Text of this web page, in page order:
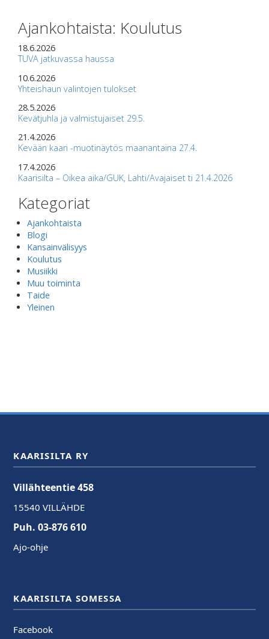
Ajankohtaista: Koulutus
18.6.2026
TUVA jatkuvassa haussa
10.6.2026
Yhteishaun valintojen tulokset
28.5.2026
Kevätjuhla ja valmistujaiset 29.5.
21.4.2026
Kevään kaari -muotinäytös maanantaina 27.4.
17.4.2026
Kaarisilta – Oikea aika/GUK, Lahti/Avajaiset ti 21.4.2026
Kategoriat
Ajankohtaista
Blogi
Kansainvälisyys
Koulutus
Musiikki
Muu toiminta
Taide
Yleinen
KAARISILTA RY
Villähteentie 458
15540 VILLÄHDE
Puh. 03-876 610
Ajo-ohje
KAARISILTA SOMESSA
Facebook